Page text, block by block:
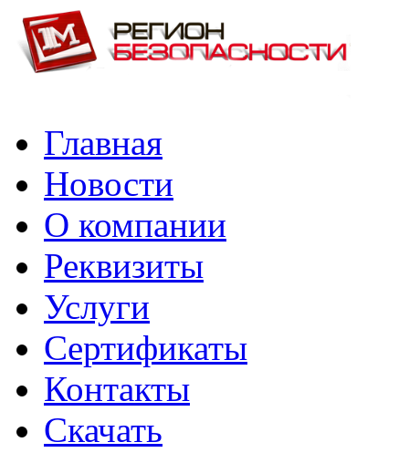
Главная
Новости
О компании
Реквизиты
Услуги
Сертификаты
Контакты
Скачать